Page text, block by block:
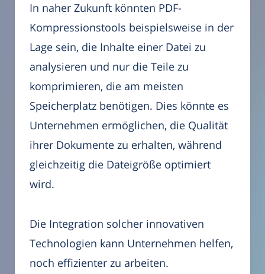
In naher Zukunft könnten PDF-
Kompressionstools beispielsweise in der
Lage sein, die Inhalte einer Datei zu
analysieren und nur die Teile zu
komprimieren, die am meisten
Speicherplatz benötigen. Dies könnte es
Unternehmen ermöglichen, die Qualität
ihrer Dokumente zu erhalten, während
gleichzeitig die Dateigröße optimiert
wird.
Die Integration solcher innovativen
Technologien kann Unternehmen helfen,
noch effizienter zu arbeiten.